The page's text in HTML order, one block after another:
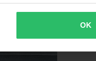
OK